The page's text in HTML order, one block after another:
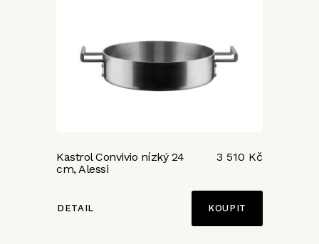
Kastrol Convivio nízký 24
cm, Alessi
3 510 Kč
DETAIL